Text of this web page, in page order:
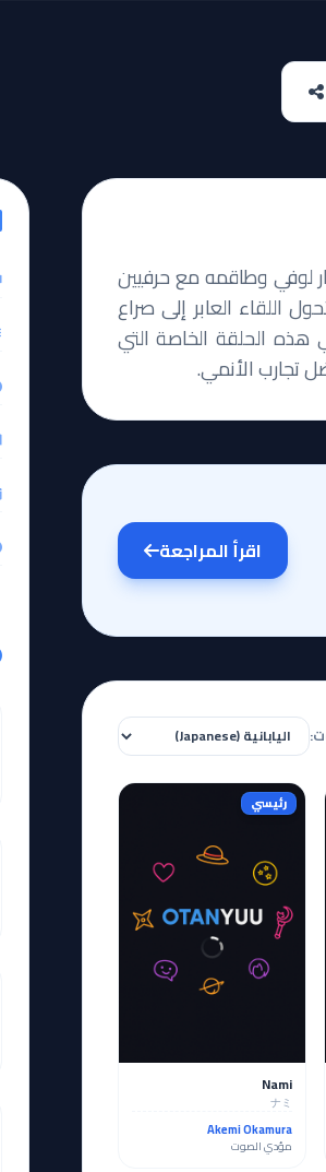
لوفي وطاقمه مع حرفيين
اللقاء العابر إلى صراع
هذه الحلقة الخاصة التي
تجارب الأنمي.
اقرأ المراجعة
رئيسي
Nami
ナミ
Akemi Okamura
مؤدي الصوت